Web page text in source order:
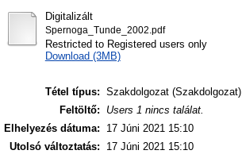
Digitalizált
Spernoga_Tunde_2002.pdf
Restricted to Registered users only
Download (3MB)
Tétel típus: Szakdolgozat (Szakdolgozat)
Feltöltő:
Users 1 nincs találat.
Elhelyezés dátuma:
17 Júni 2021 15:10
Utolsó változtatás:
17 Júni 2021 15:10